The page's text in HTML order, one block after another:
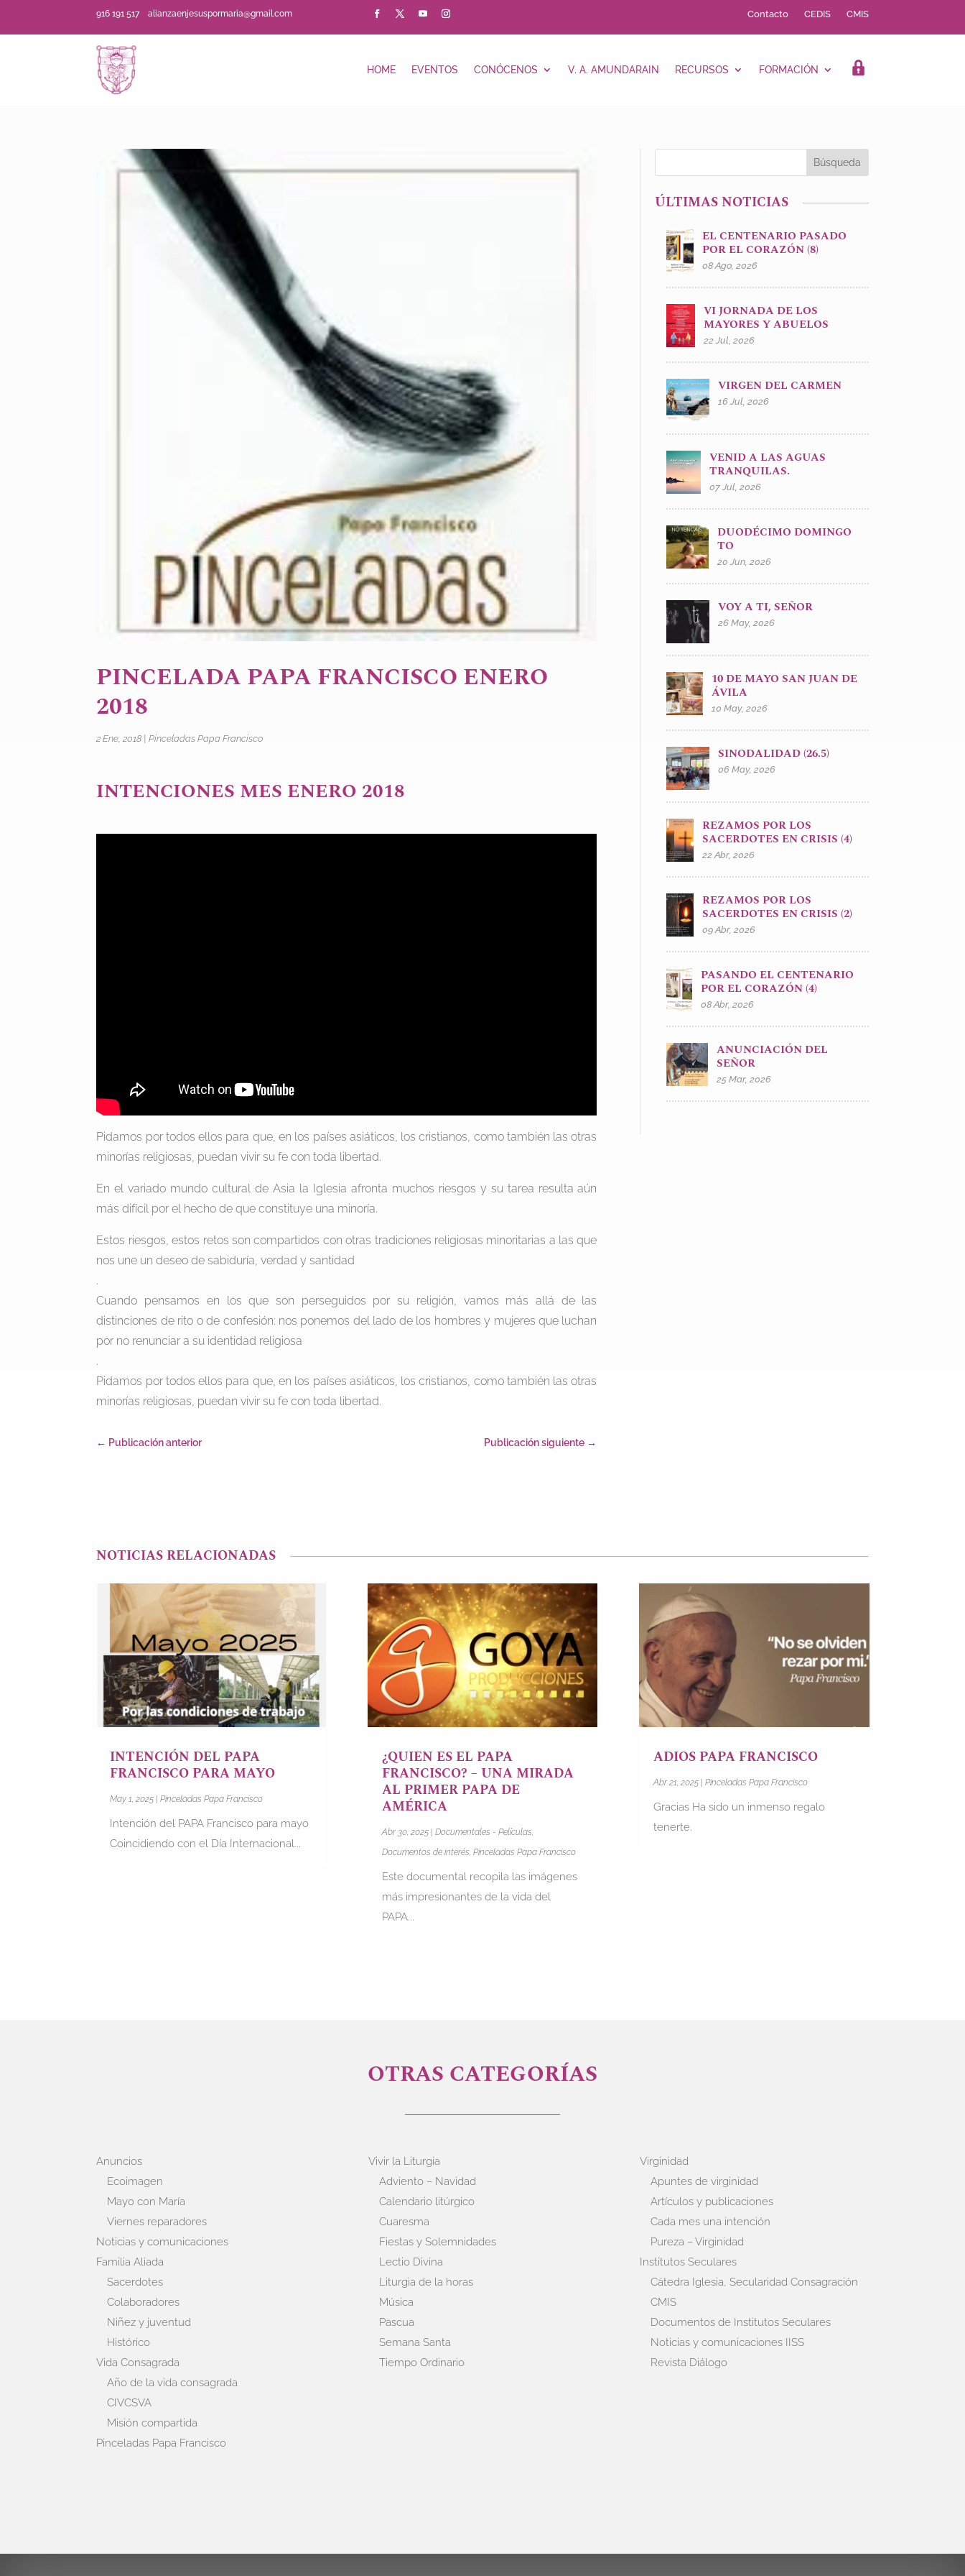
916 191 517alianzaenjesuspormaria@gmail.com Contacto CEDIS CMIS
HOME EVENTOS CONÓCENOS V. A. AMUNDARAIN RECURSOS FORMACIÓN LOGIN
PINCELADA PAPA FRANCISCO ENERO
2018
2 Ene, 2018 |Pinceladas Papa Francisco
INTENCIONES MES ENERO 2018
Pidamos por todos ellos para que, en los países asiáticos, los cristianos, como también las otras
minorías religiosas, puedan vivir su fe con toda libertad.
En el variado mundo cultural de Asia la Iglesia afronta muchos riesgos y su tarea resulta aún
más difícil por el hecho de que constituye una minoría.
Estos riesgos, estos retos son compartidos con otras tradiciones religiosas minoritarias a las que
nos une un deseo de sabiduría, verdad y santidad
.
Cuando pensamos en los que son perseguidos por su religión, vamos más allá de las
distinciones de rito o de confesión: nos ponemos del lado de los hombres y mujeres que luchan
por no renunciar a su identidad religiosa
.
Pidamos por todos ellos para que, en los países asiáticos, los cristianos, como también las otras
minorías religiosas, puedan vivir su fe con toda libertad.
← Publicación anterior Publicación siguiente →
ÚLTIMAS NOTICIAS
EL CENTENARIO PASADO
POR EL CORAZÓN (8)
08 Ago, 2026
VI JORNADA DE LOS
MAYORES Y ABUELOS
22 Jul, 2026
VIRGEN DEL CARMEN
16 Jul, 2026
VENID A LAS AGUAS
TRANQUILAS.
07 Jul, 2026
DUODÉCIMO DOMINGO
TO
20 Jun, 2026
VOY A TI, SEÑOR
26 May, 2026
10 DE MAYO SAN JUAN DE
ÁVILA
10 May, 2026
SINODALIDAD (26.5)
06 May, 2026
REZAMOS POR LOS
SACERDOTES EN CRISIS (4)
22 Abr, 2026
REZAMOS POR LOS
SACERDOTES EN CRISIS (2)
09 Abr, 2026
PASANDO EL CENTENARIO
POR EL CORAZÓN (4)
08 Abr, 2026
ANUNCIACIÓN DEL
SEÑOR
25 Mar, 2026
NOTICIAS RELACIONADAS
INTENCIÓN DEL PAPA
FRANCISCO PARA MAYO
May 1, 2025 |Pinceladas Papa Francisco
Intención del PAPA Francisco para mayo
Coincidiendo con el Día Internacional...
¿QUIEN ES EL PAPA
FRANCISCO? – UNA MIRADA
AL PRIMER PAPA DE
AMÉRICA
Abr 30, 2025| Documentales - Películas,
Documentos de interés, Pinceladas Papa Francisco
Este documental recopila las imágenes
más impresionantes de la vida del
PAPA...
ADIOS PAPA FRANCISCO
Abr 21, 2025| Pinceladas Papa Francisco
Gracias Ha sido un inmenso regalo
tenerte.
OTRAS CATEGORÍAS
Anuncios
Ecoimagen
Mayo con María
Viernes reparadores
Noticias y comunicaciones
Familia Aliada
Sacerdotes
Colaboradores
Niñez y juventud
Histórico
Vida Consagrada
Año de la vida consagrada
CIVCSVA
Misión compartida
Pinceladas Papa Francisco
Vivir la Liturgia
Adviento – Navidad
Calendario litúrgico
Cuaresma
Fiestas y Solemnidades
Lectio Divina
Liturgia de la horas
Música
Pascua
Semana Santa
Tiempo Ordinario
Virginidad
Apuntes de virginidad
Artículos y publicaciones
Cada mes una intención
Pureza – Virginidad
Institutos Seculares
Cátedra Iglesia, Secularidad Consagración
CMIS
Documentos de Institutos Seculares
Noticias y comunicaciones IISS
Revista Diálogo